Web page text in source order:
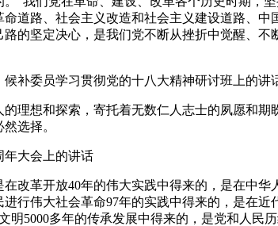
道路、社会主义改造和社会主义建设道路、中
的坚定决心，是我们党不断从挫折中觉醒、不
委员学习贯彻党的十八大精神研讨班上的讲
想和探索，寄托着无数仁人志士的夙愿和期
选择。
大会上的讲话
革开放40年的伟大实践中得来的，是在中华
行伟大社会革命97年的实践中得来的，是在近
5000多年的传承发展中得来的，是党和人民历